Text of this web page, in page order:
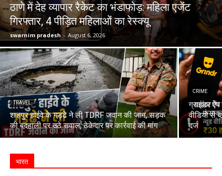
ठाणे में देह व्यापार रैकेट का भंडाफोड़: महिला एजेंट
गिरफ्तार, 4 पीड़ित महिलाओं का रेस्क्यू
swarnim pradesh - August 6, 2026
TRAVEL
शाहपुर हाईवे के गड्ढे ने ली TDRF जवान की जान, सड़क
की बदहाली पर उठे सवाल; ठेकेदार पर कार्रवाई की मांग
CRIME
ग्राइंडर
वीडियो से
दर्ज
भारत